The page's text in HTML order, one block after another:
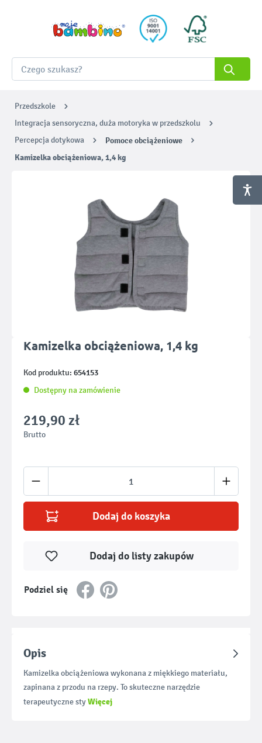
Przedszkole
Integracja sensoryczna, duża motoryka w przedszkolu
Percepcja dotykowa
Pomoce obciążeniowe
Kamizelka obciążeniowa, 1,4 kg
Kamizelka obciążeniowa, 1,4 kg
Kod produktu: 654153
Dostępny na zamówienie
219,90 zł
Brutto
Ilość produktu: Wprowadź żądaną ilość
Dodaj do koszyka
Podziel się
Dodaj do listy zakupów
Opis
Kamizelka obciążeniowa wykonana z miękkiego materiału,
zapinana z przodu na rzepy. To skuteczne narzędzie
terapeutyczne styWięcej